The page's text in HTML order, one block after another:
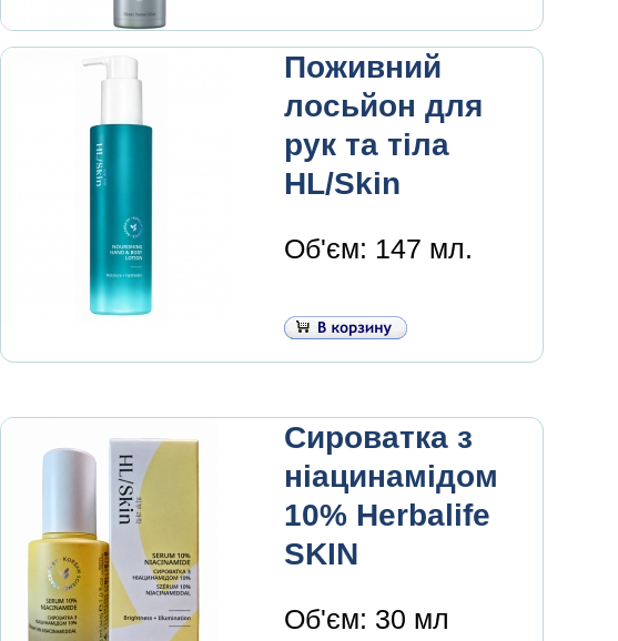
Поживний
лосьйон для
рук та тіла
HL/Skin
Об'єм: 147 мл.
Сироватка з
ніацинамідом
10% Herbalife
SKIN
Об'єм: 30 мл